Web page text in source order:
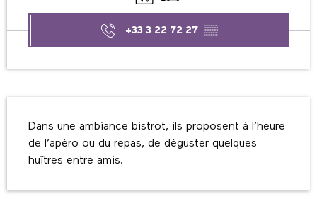
+33 3 22 72 27 ▒▒
Dans une ambiance bistrot, ils proposent à l’heure
de l’apéro ou du repas, de déguster quelques
huîtres entre amis.